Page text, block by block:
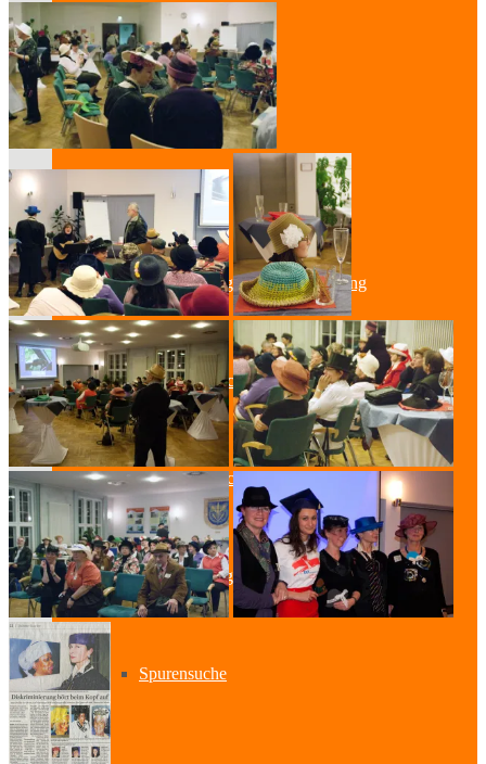
Musik
Lesung & Autoren-Lesung
Mitmach-Lesung
Szenische Lesung
Lesung und Musik
Spurensuche